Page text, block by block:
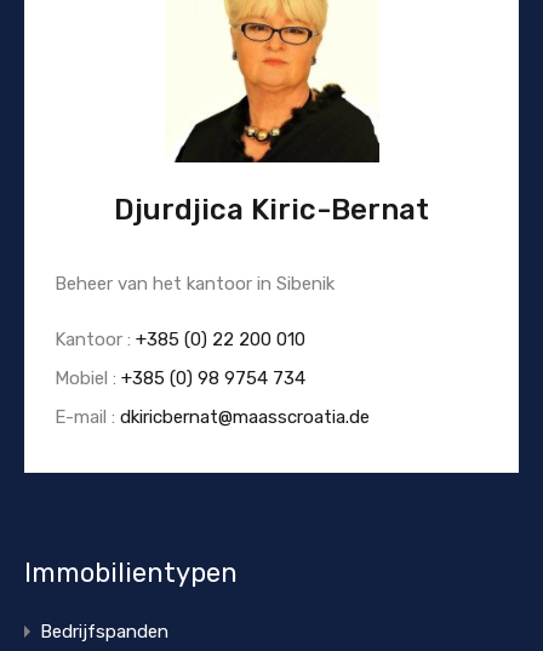
Djurdjica Kiric-Bernat
Beheer van het kantoor in Sibenik
Kantoor : +385 (0) 22 200 010
Mobiel : +385 (0) 98 9754 734
E-mail : dkiricbernat@maasscroatia.de
Immobilientypen
Bedrijfspanden